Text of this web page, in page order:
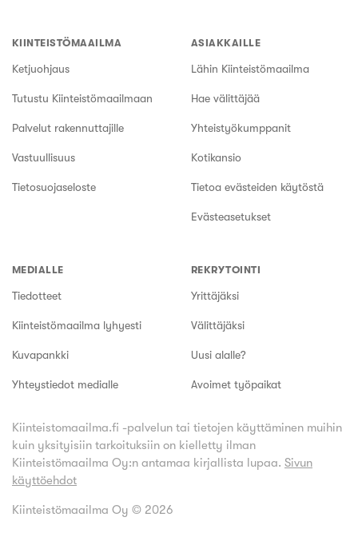
KIINTEISTÖMAAILMA
Ketjuohjaus
Tutustu Kiinteistömaailmaan
Palvelut rakennuttajille
Vastuullisuus
Tietosuojaseloste
ASIAKKAILLE
Lähin Kiinteistömaailma
Hae välittäjää
Yhteistyökumppanit
Kotikansio
Tietoa evästeiden käytöstä
Evästeasetukset
MEDIALLE
Tiedotteet
Kiinteistömaailma lyhyesti
Kuvapankki
Yhteystiedot medialle
REKRYTOINTI
Yrittäjäksi
Välittäjäksi
Uusi alalle?
Avoimet työpaikat
Kiinteistomaailma.fi -palvelun tai tietojen käyttäminen muihin
kuin yksityisiin tarkoituksiin on kielletty ilman
Kiinteistömaailma Oy:n antamaa kirjallista lupaa. Sivun
käyttöehdot
Kiinteistömaailma Oy © 2026